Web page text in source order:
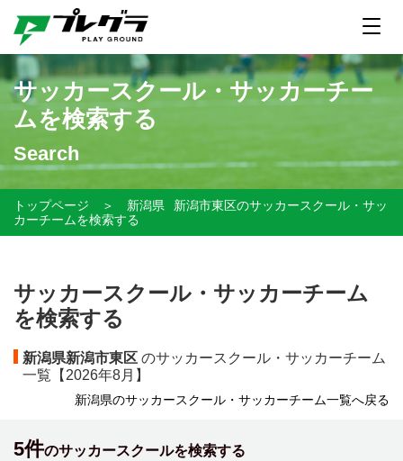
サッカースクール・サッカーチー
ムを検索する
Search
トップページ ＞ 新潟県
新潟市東区のサッカースクール・サッ
カーチームを検索する
サッカースクール・サッカーチーム
を検索する
新潟県新潟市東区 のサッカースクール・サッカーチーム
一覧【 2026年8月】
新潟県のサッカースクール・サッカーチーム一覧へ戻る
5件のサッカースクールを検索する